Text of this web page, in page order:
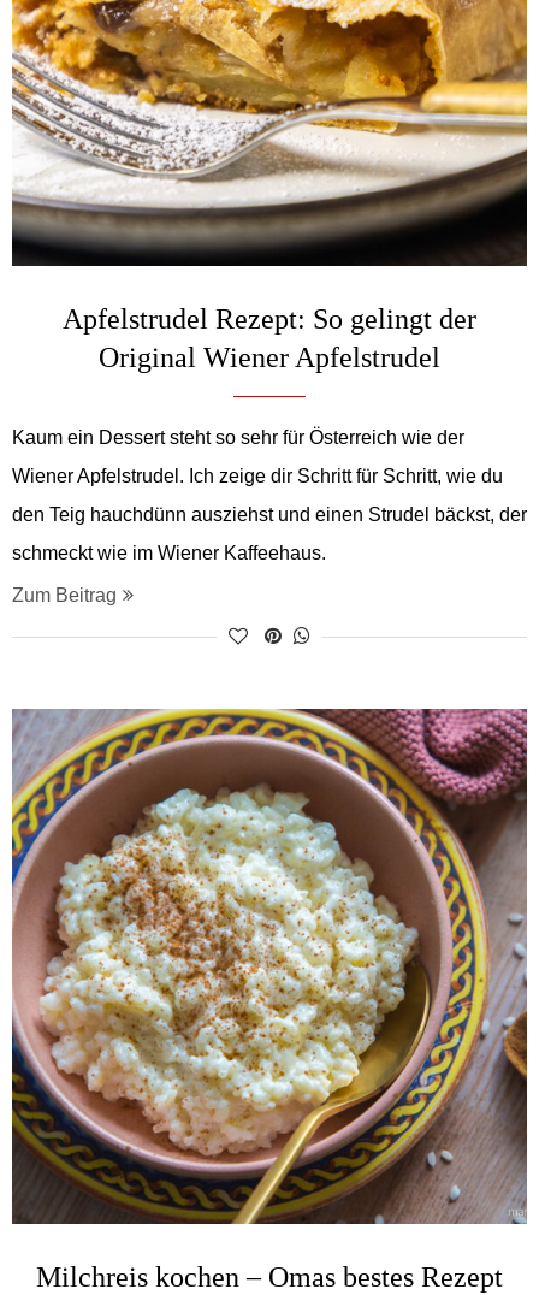
Apfelstrudel Rezept: So gelingt der
Original Wiener Apfelstrudel
Kaum ein Dessert steht so sehr für Österreich wie der
Wiener Apfelstrudel. Ich zeige dir Schritt für Schritt, wie du
den Teig hauchdünn ausziehst und einen Strudel bäckst, der
schmeckt wie im Wiener Kaffeehaus.
Zum Beitrag
Milchreis kochen – Omas bestes Rezept